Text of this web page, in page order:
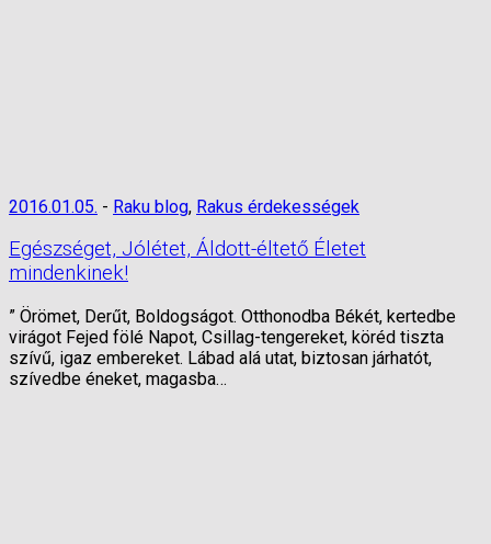
2016.01.05. - Raku blog, Rakus érdekességek
Egészséget, Jólétet, Áldott-éltető Életet
mindenkinek!
” Örömet, Derűt, Boldogságot. Otthonodba Békét, kertedbe
virágot Fejed fölé Napot, Csillag-tengereket, köréd tiszta
szívű, igaz embereket. Lábad alá utat, biztosan járhatót,
szívedbe éneket, magasba…